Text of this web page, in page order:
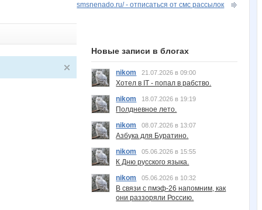
smsnenado.ru/ - отписаться от смс рассылок
Новые записи в блогах
nikom 21.07.2026 в 09:00
Хотел в IT - попал в рабство.
nikom
18.07.2026 в 19:19
Полдневное лето.
nikom
08.07.2026 в 13:07
Азбука для Буратино.
nikom
05.06.2026 в 15:55
К Дню русского языка.
nikom
05.06.2026 в 10:32
В связи с пмэф-26 напомним, как
они раззоряли Россию.